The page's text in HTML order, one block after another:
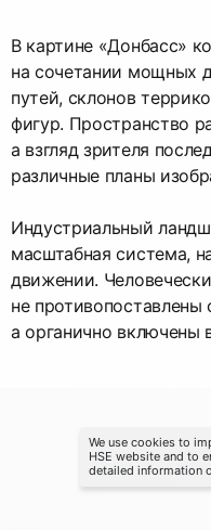
В картине «Донбасс»
на сочетании мощных
путей, склонов
фигур. Пространство
а взгляд зрителя
различные планы
Индустриальный
масштабная система,
движении.
не
а органично включены
We use cookies to
HSE website and to
detailed information